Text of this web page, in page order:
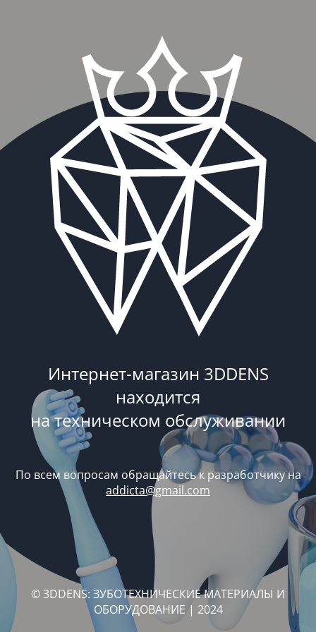
Интернет-магазин 3DDENS
находится
на техническом обслуживании
По всем вопросам обращайтесь к разработчику на
addicta@gmail.com
© 3DDENS: ЗУБОТЕХНИЧЕСКИЕ МАТЕРИАЛЫ И
ОБОРУДОВАНИЕ | 2024